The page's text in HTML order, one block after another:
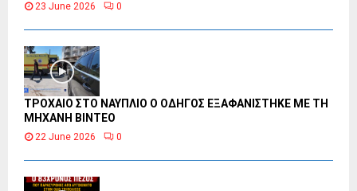
23 June 2026 0
ΤΡΟΧΑΙΟ ΣΤΟ ΝΑΥΠΛΙΟ Ο ΟΔΗΓΟΣ ΕΞΑΦΑΝΙΣΤΗΚΕ ΜΕ ΤΗ
ΜΗΧΑΝΗ ΒΙΝΤΕΟ
22 June 2026 0